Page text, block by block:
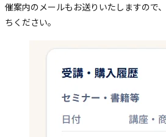
催案内のメールもお送りいたしますので
ちください。